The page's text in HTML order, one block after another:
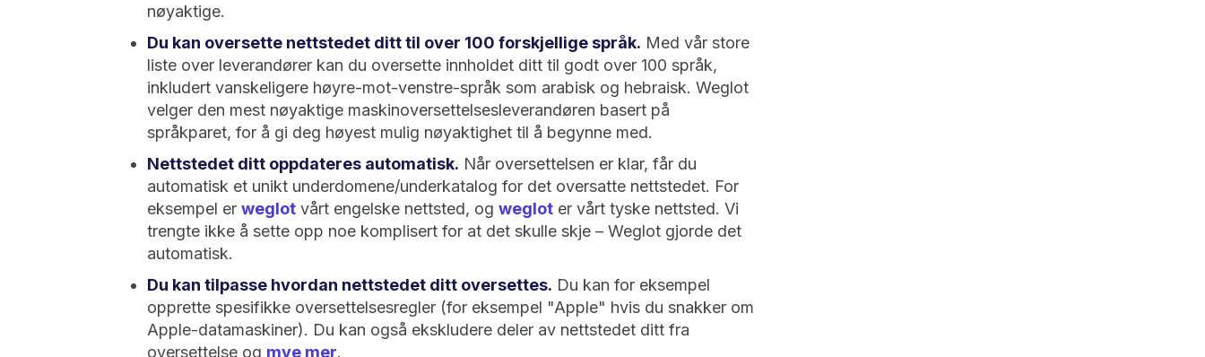
nøyaktige.
Du kan oversette nettstedet ditt til over 100 forskjellige språk. Med vår store
liste over leverandører kan du oversette innholdet ditt til godt over 100 språk,
inkludert vanskeligere høyre-mot-venstre-språk som arabisk og hebraisk. Weglot
velger den mest nøyaktige maskinoversettelsesleverandøren basert på
språkparet, for å gi deg høyest mulig nøyaktighet til å begynne med.
Nettstedet ditt oppdateres automatisk. Når oversettelsen er klar, får du
automatisk et unikt underdomene/underkatalog for det oversatte nettstedet. For
eksempel er weglot vårt engelske nettsted, og weglot er vårt tyske nettsted. Vi
trengte ikke å sette opp noe komplisert for at det skulle skje – Weglot gjorde det
automatisk.
Du kan tilpasse hvordan nettstedet ditt oversettes. Du kan for eksempel
opprette spesifikke oversettelsesregler (for eksempel "Apple" hvis du snakker om
Apple-datamaskiner). Du kan også ekskludere deler av nettstedet ditt fra
oversettelse og mye mer.